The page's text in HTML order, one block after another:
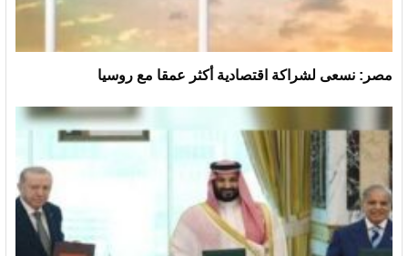
مصر: نسعى لشراكة اقتصادية أكثر عمقا مع روسيا